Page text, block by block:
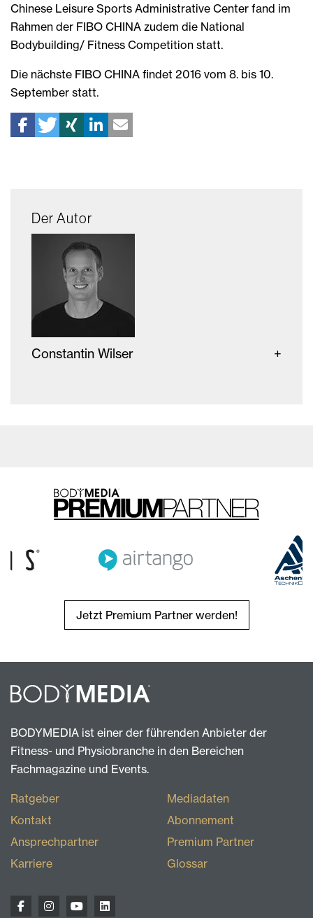
Chinese Leisure Sports Administrative Center fand im
Rahmen der FIBO CHINA zudem die National
Bodybuilding/ Fitness Competition statt.
Die nächste FIBO CHINA findet 2016 vom 8. bis 10.
September statt.
Der Autor
Constantin Wilser
Jetzt Premium Partner werden!
BODYMEDIA ist einer der führenden Anbieter der
Fitness- und Physiobranche in den Bereichen
Fachmagazine und Events.
Ratgeber
Kontakt
Ansprechpartner
Karriere
Mediadaten
Abonnement
Premium Partner
Glossar